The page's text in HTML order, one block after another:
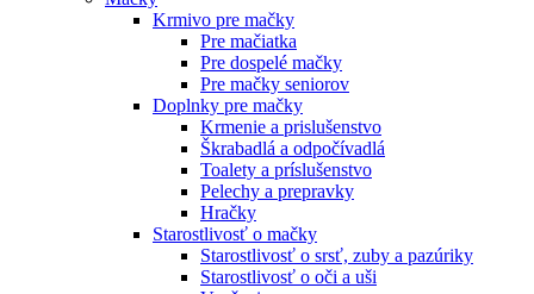
Krmivo pre mačky
Pre mačiatka
Pre dospelé mačky
Pre mačky seniorov
Doplnky pre mačky
Krmenie a prislušenstvo
Škrabadlá a odpočívadlá
Toalety а príslušenstvo
Pelechy a prepravky
Hračky
Starostlivosť o mačky
Starostlivosť o srsť, zuby a pazúriky
Starostlivosť o oči a uši